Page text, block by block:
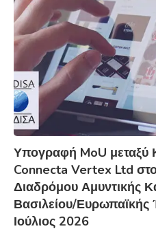
Υπογραφή MoU μεταξύ
Connecta Vertex Ltd
Διαδρόμου Αμυντικής
Βασιλείου/
Ιούλιος 2026